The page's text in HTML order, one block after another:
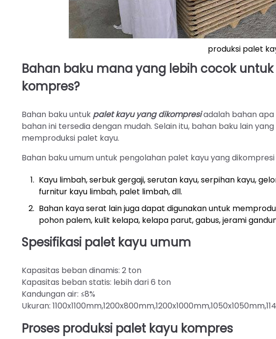
produksi palet
Bahan baku mana yang lebih cocok
kompres?
Bahan baku untuk palet kayu yang dikompresiadalah bahan apa
bahan ini tersedia dengan mudah. Selain itu, bahan baku lain
memproduksi palet kayu.
Bahan baku umum untuk pengolahan palet kayu yang
Kayu limbah, serbuk gergaji, serutan kayu, serpihan kayu,
furnitur kayu limbah, palet limbah, dll.
Bahan kaya serat lain juga dapat digunakan untuk
pohon palem, kulit kelapa, kelapa parut, gabus, jerami
Spesifikasi palet kayu umum
Kapasitas beban dinamis: 2 ton
Kapasitas beban statis: lebih dari 6 ton
Kandungan air: ≤8%
Ukuran:
Proses produksi palet kayu kompres